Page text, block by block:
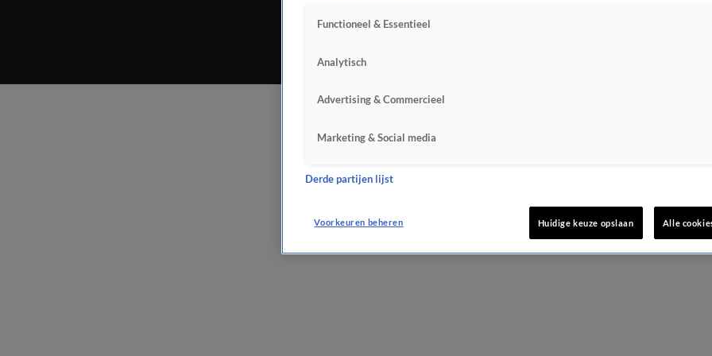
Functioneel & Essentieel
Analytisch
Advertising & Commercieel
Marketing & Social media
Derde partijen lijst
Voorkeuren beheren Huidige keuze opslaan Alle